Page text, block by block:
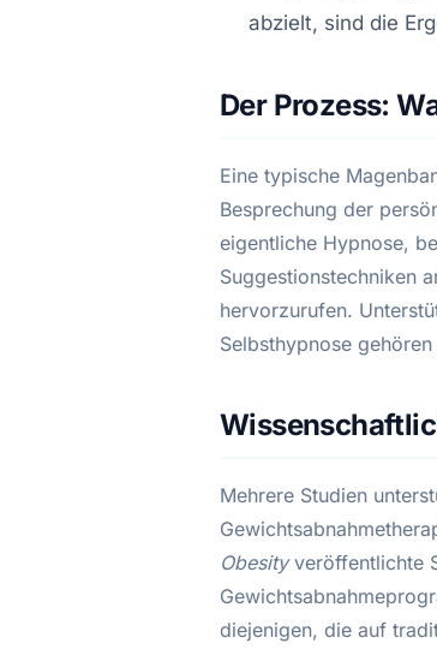
abzielt, sind die
Der Prozess:
Eine typische
Besprechung der
eigentliche Hypnose,
Suggestionstechniken
hervorzurufen.
Selbsthypnose
Mehrere Studien
Obesityveröffentlichte
diejenigen, die auf